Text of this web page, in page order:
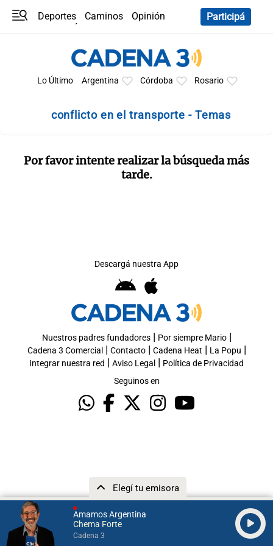
Amamos Argentina
Chema Forte
Cadena 3
Elegí tu emisora
Deportes Caminos
Opinión
Participá
Lo Último Argentina Córdoba Rosario
conflicto en el transporte - Temas
Por favor intente realizar la búsqueda más
tarde.
Descargá nuestra App
Nuestros padres fundadores| Por siempre Mario|
Cadena 3 Comercial | Contacto| Cadena Heat | La Popu |
Integrar nuestra red | Aviso Legal | Política de Privacidad
Seguinos en